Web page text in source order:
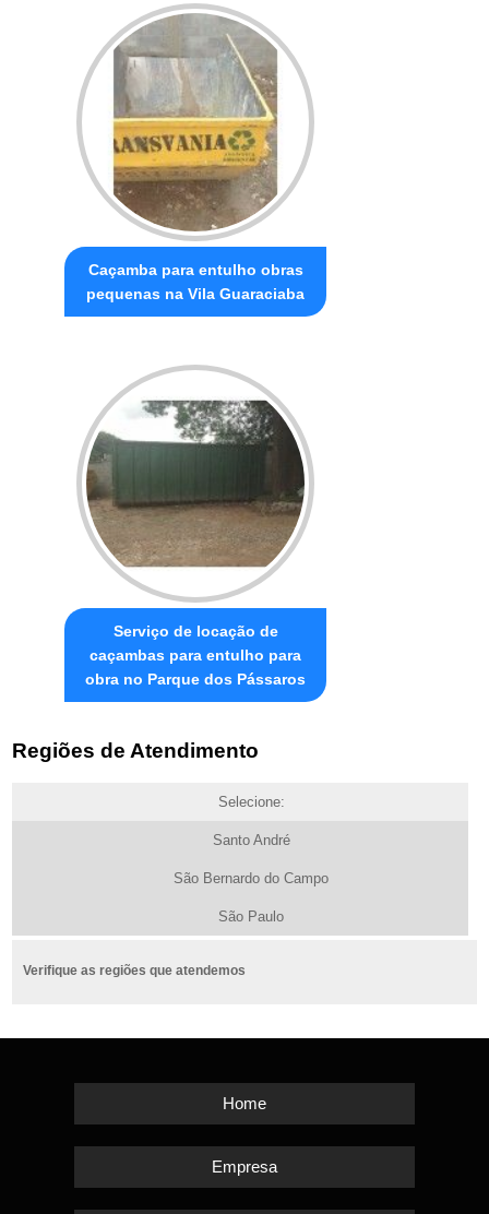
Caçamba para entulho obras
pequenas na Vila Guaraciaba
Serviço de locação de
caçambas para entulho para
obra no Parque dos Pássaros
Regiões de Atendimento
Selecione:
Santo André
São Bernardo do Campo
São Paulo
Verifique as regiões que atendemos
Home
Empresa